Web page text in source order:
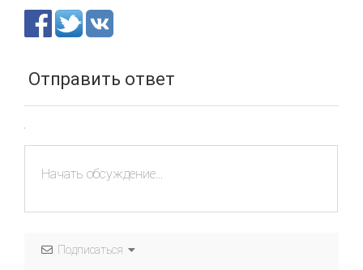
Отправить ответ
Подписаться